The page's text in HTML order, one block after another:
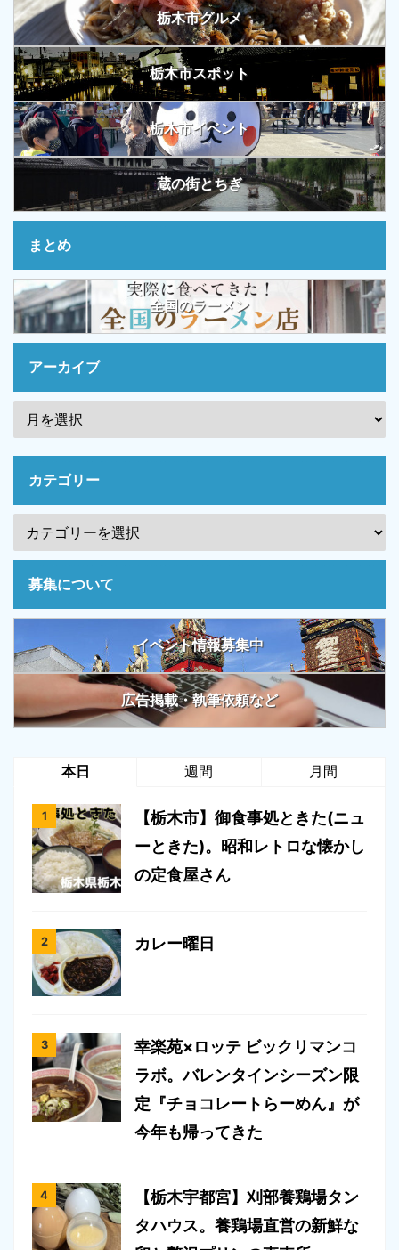
栃木市グルメ
栃木市スポット
栃木市イベント
蔵の街とちぎ
まとめ
全国のラーメン
アーカイブ
カテゴリー
募集について
イベント情報募集中
広告掲載・執筆依頼など
本日 週間 月間
【栃木市】御食事処ときた(ニュ
ーときた)。昭和レトロな懐かし
の定食屋さん
カレー曜日
幸楽苑×ロッテ ビックリマンコ
ラボ。バレンタインシーズン限
定『チョコレートらーめん』が
今年も帰ってきた
【栃木宇都宮】刈部養鶏場タン
タハウス。養鶏場直営の新鮮な